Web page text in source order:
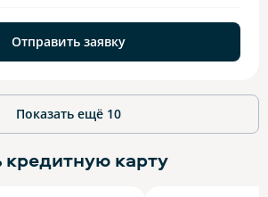
Отправить заявку
Показать ещё 10
кредитную карту